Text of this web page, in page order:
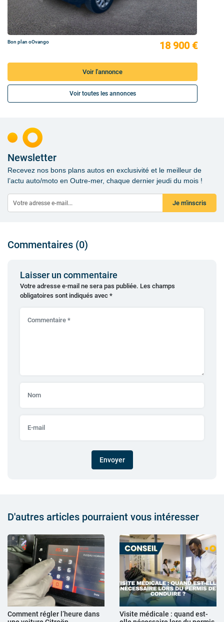
Bon plan oOvango 18 900 €
Voir l'annonce
Voir toutes les annonces
Newsletter
Recevez nos bons plans autos en exclusivité et le meilleur de
l’actu auto/moto en Outre-mer, chaque dernier jeudi du mois !
Je m'inscris
Commentaires (0)
Laisser un commentaire
Votre adresse e-mail ne sera pas publiée. Les champs
obligatoires sont indiqués avec *
Envoyer
D'autres articles pourraient vous intéresser
Comment régler l’heure dans
Visite médicale : quand est-